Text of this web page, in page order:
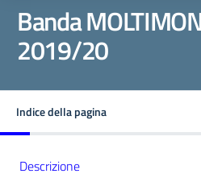
Banda
2019/20
Indice della pagina
Descrizione